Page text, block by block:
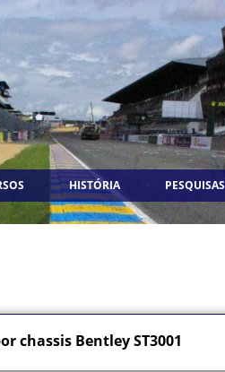
HISTÓRIA PESQUISAS
chassis Bentley ST3001